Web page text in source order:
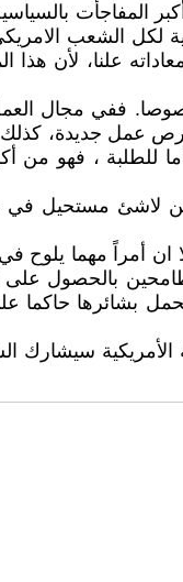
المفاجأت
لكل الشعب
علنا، لأن هذا
خصوصا. ففي مجال
توفير فرص عمل
، فهو من أكبر
لكن لاشئ مستحيل
أمراً مهما يلوح
بالحصول على
بشائرها حاكما
فمن كان يتخيل بعد مرور 130 عاماً ،